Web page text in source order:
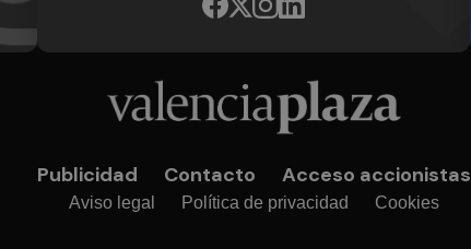
Publicidad Contacto Acceso accionistas
Aviso legal Política de privacidad Cookies